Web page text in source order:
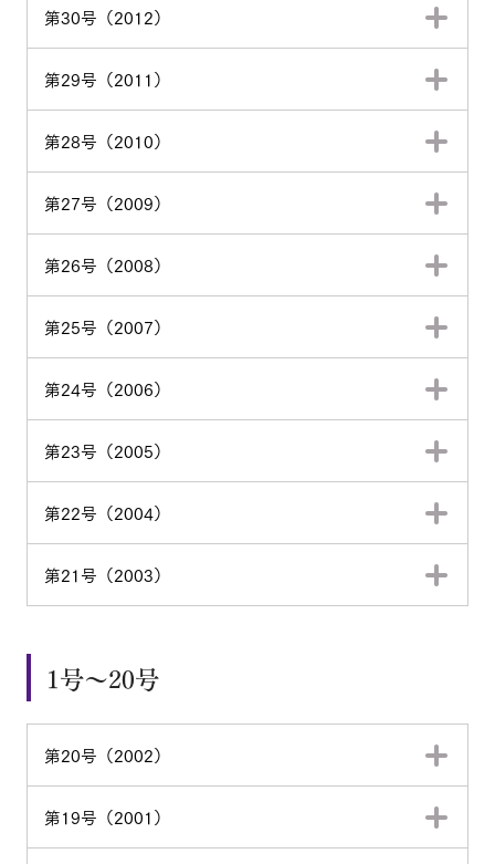
第30号（2012）
第29号（2011）
第28号（2010）
第27号（2009）
第26号（2008）
第25号（2007）
第24号（2006）
第23号（2005）
第22号（2004）
第21号（2003）
1号～20号
第20号（2002）
第19号（2001）